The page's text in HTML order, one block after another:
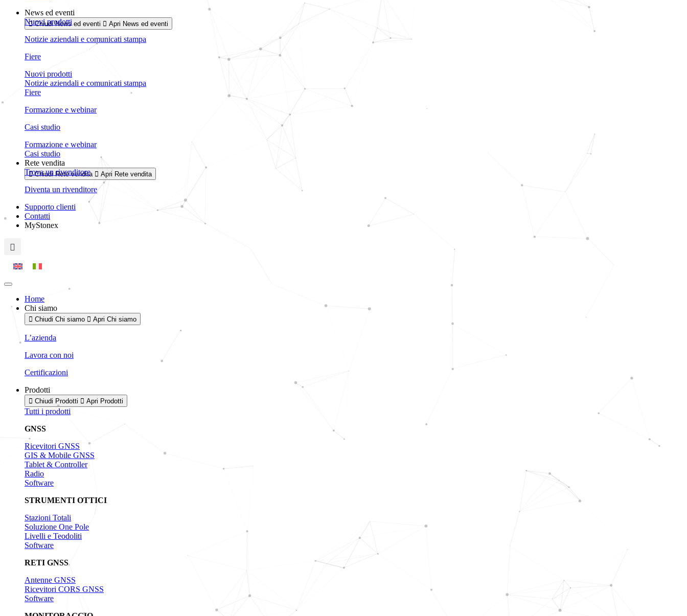
News ed eventi
Chiudi News ed eventi Apri News ed eventi
Nuovi prodotti
Notizie aziendali e comunicati stampa
Fiere
Nuovi prodotti
Notizie aziendali e comunicati stampa
Fiere
Formazione e webinar
Casi studio
Formazione e webinar
Casi studio
Rete vendita
Chiudi Rete vendita Apri Rete vendita
Trova un rivenditore
Diventa un rivenditore
Supporto clienti
Contatti
MyStonex
Home
Chi siamo
Chiudi Chi siamo Apri Chi siamo
L’azienda
Lavora con noi
Certificazioni
Prodotti
Chiudi Prodotti Apri Prodotti
Tutti i prodotti
GNSS
Ricevitori GNSS
GIS & Mobile GNSS
Tablet & Controller
Radio
Software
STRUMENTI OTTICI
Stazioni Totali
Soluzione One Pole
Livelli e Teodoliti
Software
RETI GNSS
Antenne GNSS
Ricevitori CORS GNSS
Software